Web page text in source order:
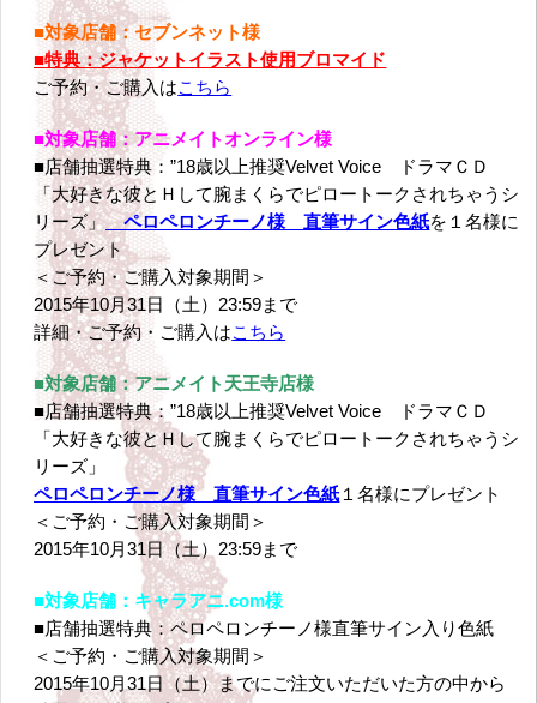
■対象店舗：セブンネット様
■特典：ジャケットイラスト使用ブロマイド
ご予約・ご購入はこちら
■対象店舗：アニメイトオンライン様
■店舗抽選特典：”18歳以上推奨Velvet Voice ドラマＣＤ
「大好きな彼とＨして腕まくらでピロートークされちゃうシ
リーズ」ペロペロンチーノ様 直筆サイン色紙を１名様に
プレゼント
＜ご予約・ご購入対象期間＞
2015年10月31日（土）23:59まで
詳細・ご予約・ご購入はこちら
■対象店舗：アニメイト天王寺店様
■店舗抽選特典：”18歳以上推奨Velvet Voice ドラマＣＤ
「大好きな彼とＨして腕まくらでピロートークされちゃうシ
リーズ」
ペロペロンチーノ様 直筆サイン色紙 １名様にプレゼント
＜ご予約・ご購入対象期間＞
2015年10月31日（土）23:59まで
■対象店舗：キャラアニ.com様
■店舗抽選特典：ペロペロンチーノ様直筆サイン入り色紙
＜ご予約・ご購入対象期間＞
2015年10月31日（土）までにご注文いただいた方の中から